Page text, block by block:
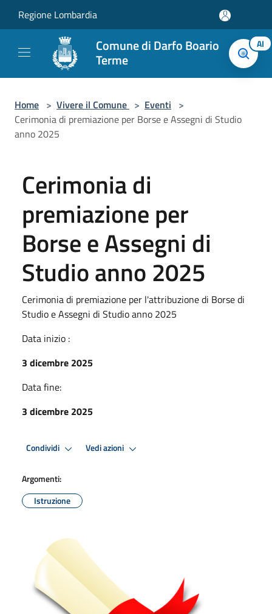
Regione Lombardia
Comune di Darfo Boario
Terme
AI
Home > Vivere il Comune > Eventi >
Cerimonia di premiazione per Borse e Assegni di Studio
anno 2025
Cerimonia di
premiazione per
Borse e Assegni di
Studio anno 2025
Cerimonia di premiazione per l'attribuzione di Borse di
Studio e Assegni di Studio anno 2025
Data inizio :
3 dicembre 2025
Data fine:
3 dicembre 2025
Condividi Vedi azioni
Argomenti:
Istruzione